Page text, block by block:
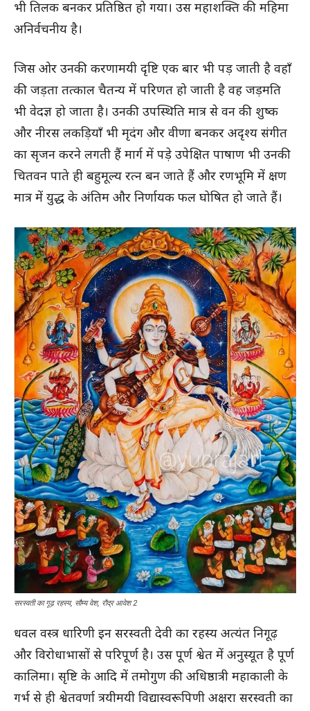
भी तिलक बनकर प्रतिष्ठित हो गया। उस महाशक्ति की महिमा
अनिर्वचनीय है।
जिस ओर उनकी करणामयी दृष्टि एक बार भी पड़ जाती है वहाँ
की जड़ता तत्काल चैतन्य में परिणत हो जाती है वह जड़मति
भी वेदज्ञ हो जाता है। उनकी उपस्थिति मात्र से वन की शुष्क
और नीरस लकड़ियाँ भी मृदंग और वीणा बनकर अदृश्य संगीत
का सृजन करने लगती हैं मार्ग में पड़े उपेक्षित पाषाण भी उनकी
चितवन पाते ही बहुमूल्य रत्न बन जाते हैं और रणभूमि में क्षण
मात्र में युद्ध के अंतिम और निर्णायक फल घोषित हो जाते हैं।
सरस्वती का गूढ़ रहस्य, सौम्य वेश, रौद्र आवेश 2
धवल वस्त्र धारिणी इन सरस्वती देवी का रहस्य अत्यंत निगूढ़
और विरोधाभासों से परिपूर्ण है। उस पूर्ण श्वेत में अनुस्यूत है पूर्ण
कालिमा। सृष्टि के आदि में तमोगुण की अधिष्ठात्री महाकाली के
गर्भ से ही श्वेतवर्णा त्रयीमयी विद्यास्वरूपिणी अक्षरा सरस्वती का